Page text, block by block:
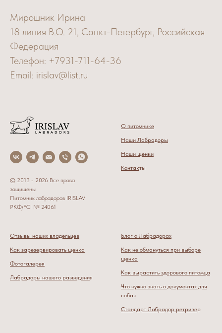
Мирошник Ирина
18 линия В.О. 21, Санкт-Петербург, Российская
Федерация
Телефон: +7931-711-64-36
Email: irislav@list.ru
© 2013 - 2026 Все права
защищены
Питомник лабрадоров IRISLAV
РКФ/FCI № 24061
О питомнике
Наши Лабрадоры
Наши щенки
Контакты
Отзывы наших владельцев
Как зарезервировать щенка
Фотогалерея
Лабрадоры нашего разведения
Блог о Лабрадорах
Как не обмануться при выборе
щенка
Как вырастить здорового питомца
Что нужно знать о документах для
собак
Стандарт Лабрадор ретривер